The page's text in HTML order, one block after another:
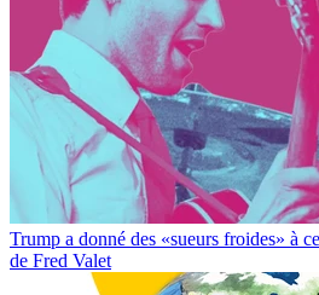
Trump a donné des «sueurs froides» à
de Fred Valet